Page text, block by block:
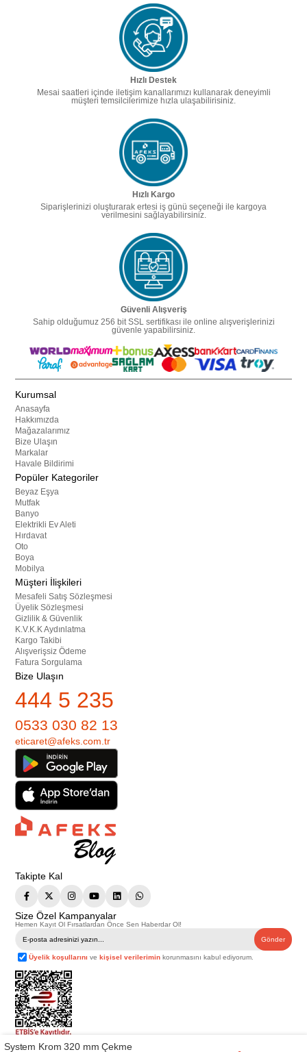
Hızlı Destek
Mesai saatleri içinde iletişim kanallarımızı kullanarak deneyimli
müşteri temsilcilerimize hızla ulaşabilirisiniz.
Hızlı Kargo
Siparişlerinizi oluşturarak ertesi iş günü seçeneği ile kargoya
verilmesini sağlayabilirsiniz.
Güvenli Alışveriş
Sahip olduğumuz 256 bit SSL sertifikası ile online alışverişlerinizi
güvenle yapabilirsiniz.
Kurumsal
Anasayfa
Hakkımızda
Mağazalarımız
Bize Ulaşın
Markalar
Havale Bildirimi
Popüler Kategoriler
Beyaz Eşya
Mutfak
Banyo
Elektrikli Ev Aleti
Hırdavat
Oto
Boya
Mobilya
Müşteri İlişkileri
Mesafeli Satış Sözleşmesi
Üyelik Sözleşmesi
Gizlilik & Güvenlik
K.V.K.K Aydınlatma
Kargo Takibi
Alışverişsiz Ödeme
Fatura Sorgulama
Bize Ulaşın
444 5 235
0533 030 82 13
eticaret@afeks.com.tr
Takipte Kal
Size Özel Kampanyalar
Hemen Kayıt Ol Fırsatlardan Önce Sen Haberdar Ol!
Gönder
Üyelik koşullarını vekişisel verilerimin korunmasını kabul ediyorum.
System Krom 320 mm Çekme